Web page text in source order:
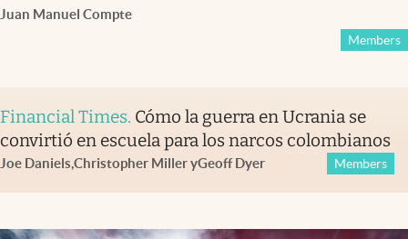
Juan Manuel Compte
Members
Financial Times. Cómo la guerra en Ucrania se
convirtió en escuela para los narcos colombianos
Joe Daniels,Christopher MilleryGeoff Dyer Members